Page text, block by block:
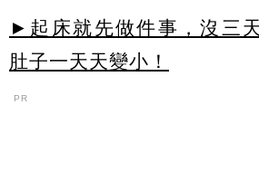
►起床就先做件事，沒三
肚子一天天變小！
PR